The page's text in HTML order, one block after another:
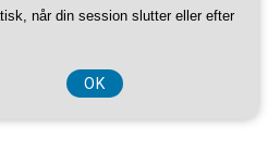
når din session slutter eller efter
OK